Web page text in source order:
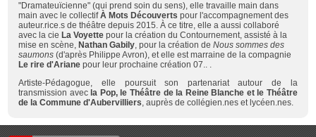
"Dramateuïcienne" (qui prend soin du sens), elle travaille main dans
main avec lecollectifÀ Mots Découverts pour l'accompagnement des
auteur.rice.s de théâtre depuis 2015. À ce titre, elle a aussi collaboré
avec la cie La Voyette pour la création duContournement,assisté à la
mise en scène, Nathan Gabily, pour la création deNous sommes des
saumons (d'après Philippe Avron), et elle est marraine de lacompagnie
Le rire d'Ariane pour leur prochaine création 07.. .
Artiste-Pédagogue, elle poursuit son partenariat autour de la
transmission avec la Pop, le Théâtre de la Reine Blanche et le Théâtre
de la Communed'Aubervilliers,auprès de collégien.nes et lycéen.nes.